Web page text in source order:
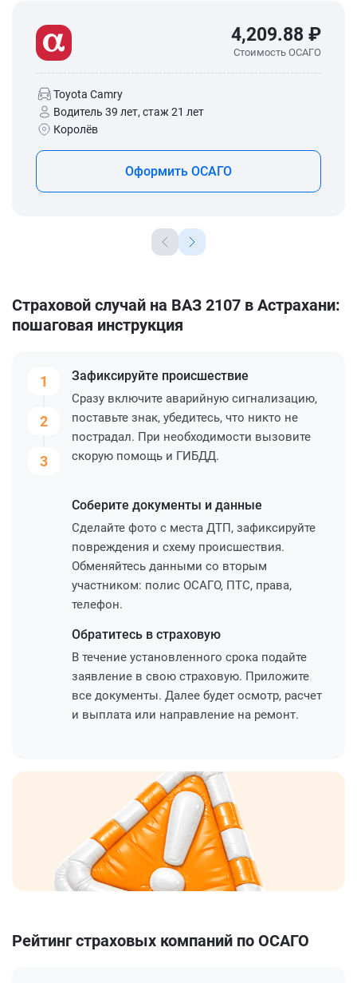
4,209.88 ₽
Стоимость ОСАГО
Toyota Camry
Водитель 39 лет, стаж 21 лет
Королёв
Оформить ОСАГО
Страховой случай на ВАЗ 2107 в Астрахани:
пошаговая инструкция
1
2
3
Зафиксируйте происшествие
Сразу включите аварийную сигнализацию,
поставьте знак, убедитесь, что никто не
пострадал. При необходимости вызовите
скорую помощь и ГИБДД.
Соберите документы и данные
Сделайте фото с места ДТП, зафиксируйте
повреждения и схему происшествия.
Обменяйтесь данными со вторым
участником: полис ОСАГО, ПТС, права,
телефон.
Обратитесь в страховую
В течение установленного срока подайте
заявление в свою страховую. Приложите
все документы. Далее будет осмотр, расчет
и выплата или направление на ремонт.
Рейтинг страховых компаний по ОСАГО